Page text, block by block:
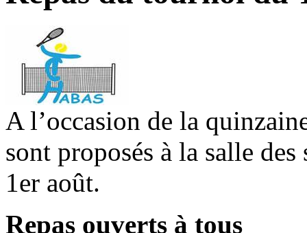
A l’occasion de la
sont proposés à la salle
1er août.
Repas ouverts à tous